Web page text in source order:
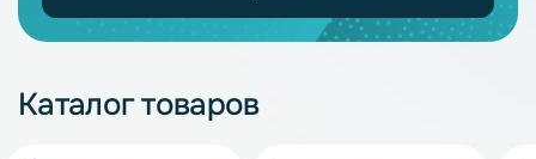
Каталог товаров